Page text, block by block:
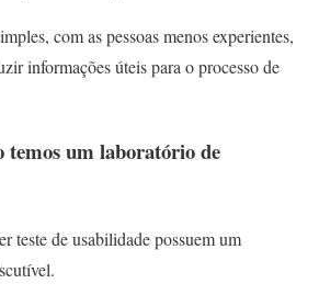
com as pessoas menos experientes,
informações úteis para o processo de
temos um laboratório de
teste de usabilidade possuem um